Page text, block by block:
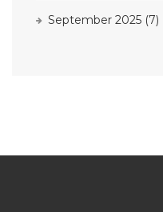
September 2025 (7)